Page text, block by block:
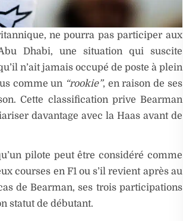
ne pourra pas participer aux
Dhabi, une situation qui suscite
n’ait jamais occupé de poste à plein
comme un “rookie”, en raison de ses
Cette classification prive Bearman
davantage avec la Haas avant de
pilote peut être considéré comme
courses en F1 ou s’il revient après au
de Bearman, ses trois participations
statut de débutant.